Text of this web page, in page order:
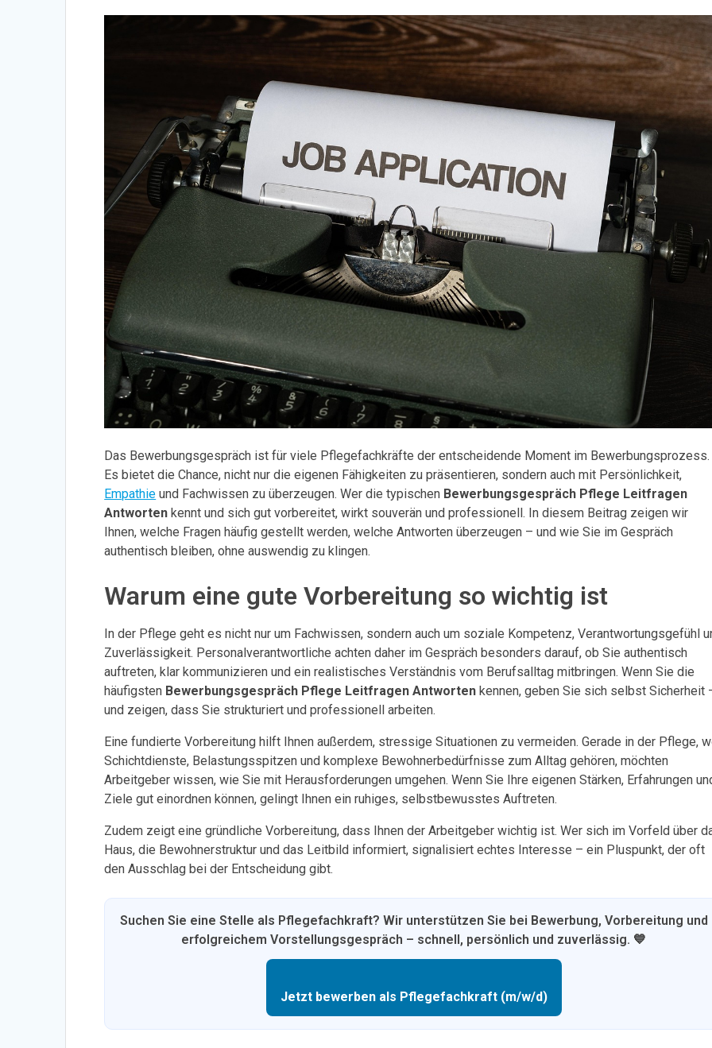
Das Bewerbungsgespräch ist für viele Pflegefachkräfte der entscheidende Moment im Bewerbungsprozess.
Es bietet die Chance, nicht nur die eigenen Fähigkeiten zu präsentieren, sondern auch mit Persönlichkeit,
Empathie und Fachwissen zu überzeugen. Wer die typischen Bewerbungsgespräch Pflege Leitfragen
Antworten kennt und sich gut vorbereitet, wirkt souverän und professionell. In diesem Beitrag zeigen wir
Ihnen, welche Fragen häufig gestellt werden, welche Antworten überzeugen – und wie Sie im Gespräch
authentisch bleiben, ohne auswendig zu klingen.
Warum eine gute Vorbereitung so wichtig ist
In der Pflege geht es nicht nur um Fachwissen, sondern auch um soziale Kompetenz, Verantwortungsgefühl
Zuverlässigkeit. Personalverantwortliche achten daher im Gespräch besonders darauf, ob Sie authentisch
auftreten, klar kommunizieren und ein realistisches Verständnis vom Berufsalltag mitbringen. Wenn Sie die
häufigsten Bewerbungsgespräch Pflege Leitfragen Antworten kennen, geben Sie sich selbst Sicherheit
und zeigen, dass Sie strukturiert und professionell arbeiten.
Eine fundierte Vorbereitung hilft Ihnen außerdem, stressige Situationen zu vermeiden. Gerade in der Pflege,
Schichtdienste, Belastungsspitzen und komplexe Bewohnerbedürfnisse zum Alltag gehören, möchten
Arbeitgeber wissen, wie Sie mit Herausforderungen umgehen. Wenn Sie Ihre eigenen Stärken, Erfahrungen
Ziele gut einordnen können, gelingt Ihnen ein ruhiges, selbstbewusstes Auftreten.
Zudem zeigt eine gründliche Vorbereitung, dass Ihnen der Arbeitgeber wichtig ist. Wer sich im Vorfeld über
Haus, die Bewohnerstruktur und das Leitbild informiert, signalisiert echtes Interesse – ein Pluspunkt, der oft
den Ausschlag bei der Entscheidung gibt.
Suchen Sie eine Stelle als Pflegefachkraft? Wir unterstützen Sie bei Bewerbung, Vorbereitung und
erfolgreichem Vorstellungsgespräch – schnell, persönlich und zuverlässig. 💙
Jetzt bewerben als Pflegefachkraft (m/w/d)